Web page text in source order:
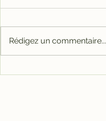
Rédigez un commentaire...